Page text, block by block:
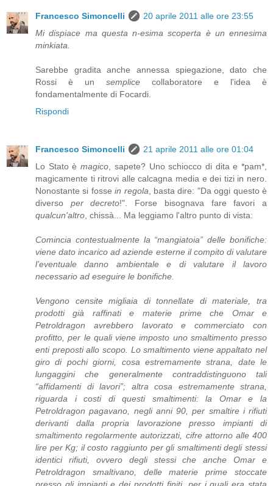
Francesco Simoncelli
20 aprile 2011 alle ore 23:55
Mi dispiace ma questa n-esima scoperta è un ennesima
minkiata.
Sarebbe gradita anche annessa spiegazione, dato che
Rossi è un semplice collaboratore e l'idea è
fondamentalmente di Focardi.
Rispondi
Francesco Simoncelli
21 aprile 2011 alle ore 01:04
Lo Stato èmagico, sapete? Uno schiocco di dita e *pam*,
magicamente ti ritrovi alle calcagna media e dei tizi in nero.
Nonostante si fossein regola, basta dire: "Da oggi questo è
diverso per decreto!". Forse bisognava fare favori a
qualcun'altro, chissà... Ma leggiamo l'altro punto di vista:
Comincia contestualmente la “mangiatoia” delle bonifiche:
viene dato incarico ad aziende esterne il compito di valutare
l’eventuale danno ambientale e di valutare il lavoro
necessario ad eseguire le bonifiche.
Vengono censite migliaia di tonnellate di materiale, tra
prodotti già raffinati e materie prime che Omar e
Petroldragon avrebbero lavorato e commerciato con
profitto, per le quali viene imposto uno smaltimento presso
enti preposti allo scopo. Lo smaltimento viene appaltato nel
giro di pochi giorni, cosa estremamente strana, date le
lungaggini che generalmente contraddistinguono tali
“affidamenti di lavori”; altra cosa estremamente strana,
riguarda i costi di questi smaltimenti: la Omar e la
Petroldragon pagavano, negli anni 90, per smaltire i rifiuti
derivanti dalla propria lavorazione presso impianti di
smaltimento regolarmente autorizzati, cifre attorno alle 400
lire per Kg; il costo raggiunto per gli smaltimenti degli stessi
identici rifiuti, ovvero degli stessi che anche Omar e
Petroldragon smaltivano, delle materie prime stoccate